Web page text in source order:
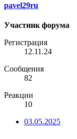
pavel29ru
Участник форума
Регистрация
12.11.24
Сообщения
82
Реакции
10
03.05.2025